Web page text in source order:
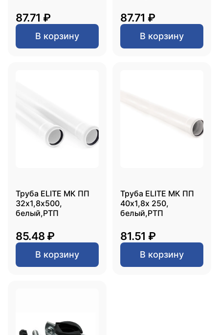
87.71 ₽
В корзину
87.71 ₽
В корзину
Труба ELITE МК ПП
32х1,8х500,
белый,РТП
85.48 ₽
В корзину
Труба ELITE МК ПП
40х1,8х 250,
белый,РТП
81.51 ₽
В корзину